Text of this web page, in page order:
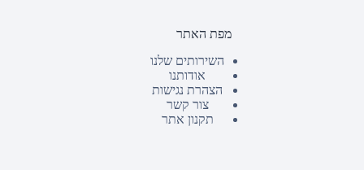
מפת האתר
השירותים שלנו
אודותנו
הצהרת נגישות
צור קשר
תקנון אתר